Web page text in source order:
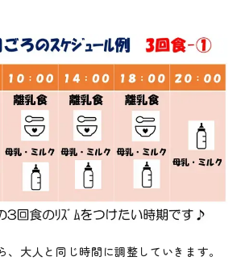
、大人と同じ時間に調整していきます。